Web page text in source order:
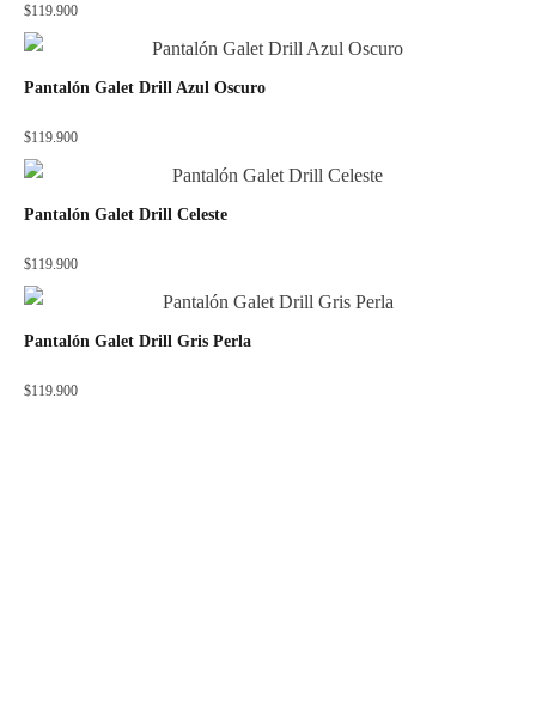
$119.900
Pantalón Galet Drill Azul Oscuro
$119.900
Pantalón Galet Drill Celeste
$119.900
Pantalón Galet Drill Gris Perla
$119.900